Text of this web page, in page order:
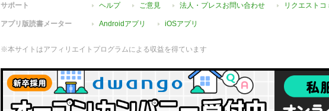
サポート ヘルプ ご意見 法人・プレスお問い合わせ リクエストコ
アプリ版読書メーター Androidアプリ iOSアプリ
※本サイトはアフィリエイトプログラムによる収益を得ています